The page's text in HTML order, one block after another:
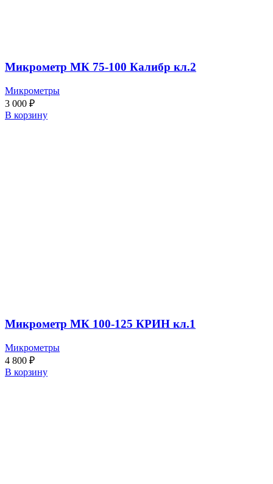
Микрометр МК 75-100 Калибр кл.2
Микрометры
3 000 ₽
В корзину
Микрометр МК 100-125 КРИН кл.1
Микрометры
4 800 ₽
В корзину